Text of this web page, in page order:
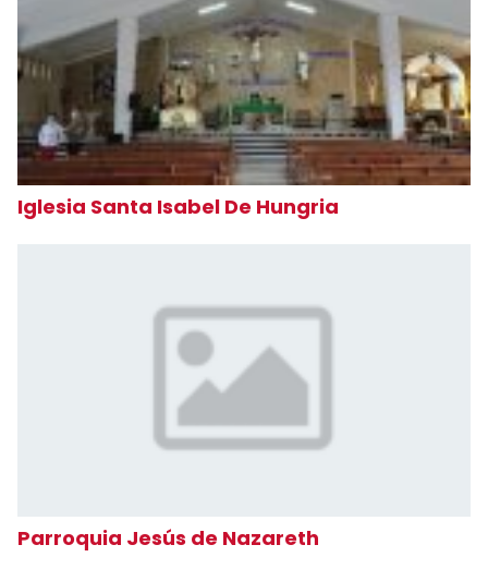
Iglesia Santa Isabel De Hungria
Parroquia Jesús de Nazareth